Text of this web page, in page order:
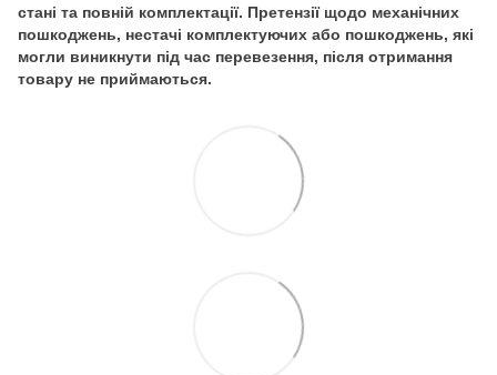
стані та повній комплектації. Претензії щодо механічних
пошкоджень, нестачі комплектуючих або пошкоджень, які
могли виникнути під час перевезення, після отримання
товару не приймаються.